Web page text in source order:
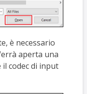
è necessario
aperta una
codec di input